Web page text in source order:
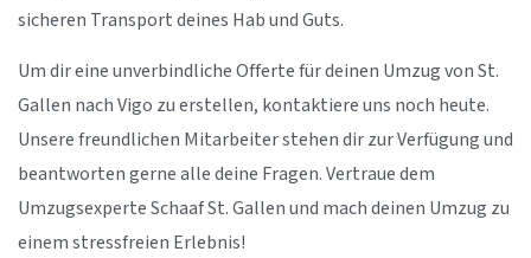
sicheren Transport deines Hab und Guts.
Um dir eine unverbindliche Offerte für deinen Umzug von St.
Gallen nach Vigo zu erstellen, kontaktiere uns noch heute.
Unsere freundlichen Mitarbeiter stehen dir zur Verfügung und
beantworten gerne alle deine Fragen. Vertraue dem
Umzugsexperte Schaaf St. Gallen und mach deinen Umzug zu
einem stressfreien Erlebnis!